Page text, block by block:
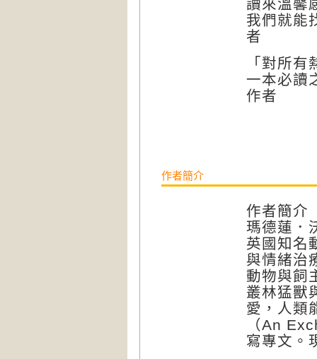
讀來溫馨
我們就能
者
「對所
一本必讀
作者
作者簡介
作者簡介
瑪德蓮．
英國知名
與情緒治
動物與飼
叢林猛獸
愛，人類
（An
寫專文。